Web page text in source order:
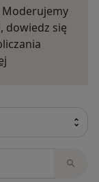
Moderujemy
dowiedz się